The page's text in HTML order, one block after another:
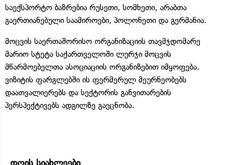
საექსპორტო ბაზრებია რუსეთი, სომხეთი, არაბთა
გაერთიანებული საამიროები, პოლონეთი და გერმანია.
მოცვის საერთაშორისო ორგანიზაციის თავმჯდომარე
მარიო სტეტა საქართველოში ლურჯი მოცვის
მწარმოებელთა ასოციაციის ორგანიზებით იმყოფება.
ვიზიტის ფარგლებში ის ფერმერულ მეურნეობებს
დაათვალიერებს და სექტორის განვითარების
პერსპექტივებს ადგილზე გაეცნობა.